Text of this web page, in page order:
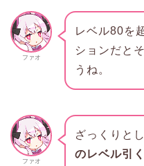
ファオ
レベル80を
ションだと
うね。
ファオ
ざっくりと
のレベル引